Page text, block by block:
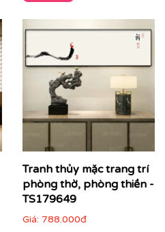
Tranh thủy mặc trang trí
phòng thờ, phòng thiền -
TS179649
Giá: 788.000đ